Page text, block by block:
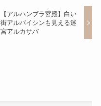
【アルハンブラ宮殿】白い
街アルバイシンも見える迷
宮アルカサバ